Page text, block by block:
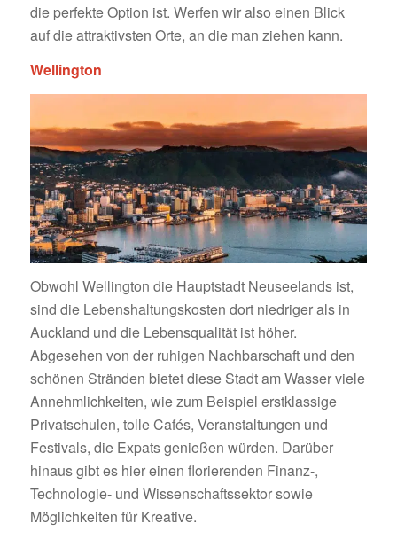
die perfekte Option ist. Werfen wir also einen Blick
auf die attraktivsten Orte, an die man ziehen kann.
Wellington
Obwohl Wellington die Hauptstadt Neuseelands ist,
sind die Lebenshaltungskosten dort niedriger als in
Auckland und die Lebensqualität ist höher.
Abgesehen von der ruhigen Nachbarschaft und den
schönen Stränden bietet diese Stadt am Wasser viele
Annehmlichkeiten, wie zum Beispiel erstklassige
Privatschulen, tolle Cafés, Veranstaltungen und
Festivals, die Expats genießen würden. Darüber
hinaus gibt es hier einen florierenden Finanz-,
Technologie- und Wissenschaftssektor sowie
Möglichkeiten für Kreative.